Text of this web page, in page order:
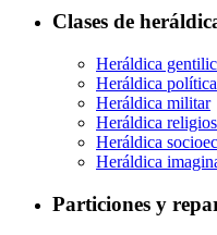
Clases de
Heráldica
Heráldica política
Heráldica militar
Heráldica
Heráldica
Heráldica
Particiones y